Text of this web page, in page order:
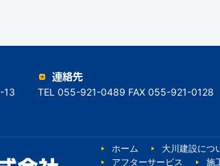
13 TEL 055-921-0489 FAX 055-921-0128
ホーム 大川建設につ
アフターサービス
施